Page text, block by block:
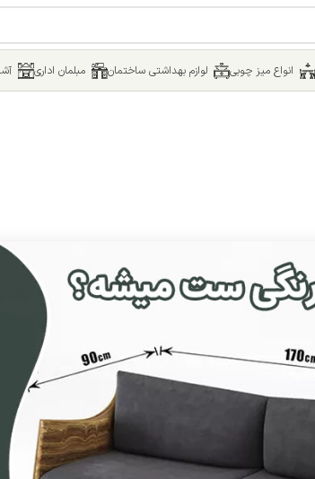
انواع میز چوبی لوازم بهداشتی ساختمان مبلمان اداری